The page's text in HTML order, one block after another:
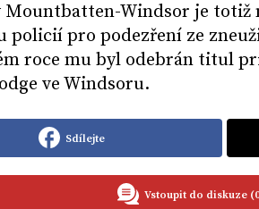
Mountbatten-Windsor je totiž
policií pro podezření ze
roce mu byl odebrán titul
ve Windsoru.
Sdílejte
Vstoupit do diskuze